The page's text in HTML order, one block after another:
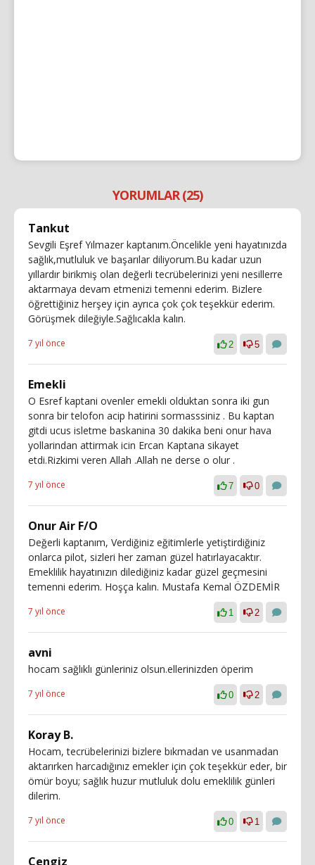
YORUMLAR (25)
Tankut
Sevgili Eşref Yılmazer kaptanım.Öncelikle yeni hayatınızda
sağlık,mutluluk ve başarılar diliyorum.Bu kadar uzun
yıllardır birikmiş olan değerli tecrübelerinizi yeni nesillerre
aktarmaya devam etmenizi temenni ederim. Bizlere
öğrettiğiniz herşey için ayrıca çok çok teşekkür ederim.
Görüşmek dileğiyle.Sağlıcakla kalın.
7 yıl önce 2 5
Emekli
O Esref kaptani ovenler emekli olduktan sonra iki gun
sonra bir telofon acip hatirini sormasssiniz . Bu kaptan
gitdi ucus isletme baskanina 30 dakika beni onur hava
yollarindan attirmak icin Ercan Kaptana sikayet
etdi.Rizkimi veren Allah .Allah ne derse o olur .
7 yıl önce 7 0
Onur Air F/O
Değerli kaptanım, Verdiğiniz eğitimlerle yetiştirdiğiniz
onlarca pilot, sizleri her zaman güzel hatırlayacaktır.
Emeklilik hayatınızın dilediğiniz kadar güzel geçmesini
temenni ederim. Hoşça kalın. Mustafa Kemal ÖZDEMİR
7 yıl önce 1 2
avni
hocam sağlıklı günleriniz olsun.ellerinizden öperim
7 yıl önce 0 2
Koray B.
Hocam, tecrübelerinizi bizlere bıkmadan ve usanmadan
aktarırken harcadığınız emekler için çok teşekkür eder, bir
ömür boyu; sağlık huzur mutluluk dolu emeklilik günleri
dilerim.
7 yıl önce 0 1
Cengiz